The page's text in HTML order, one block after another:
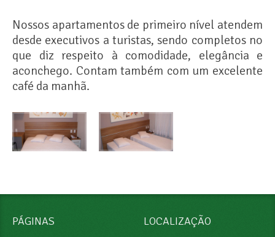
Nossos apartamentos de primeiro nível atendem
desde executivos a turistas, sendo completos no
que diz respeito à comodidade, elegância e
aconchego. Contam também com um excelente
café da manhã.
PÁGINAS LOCALIZAÇÃO